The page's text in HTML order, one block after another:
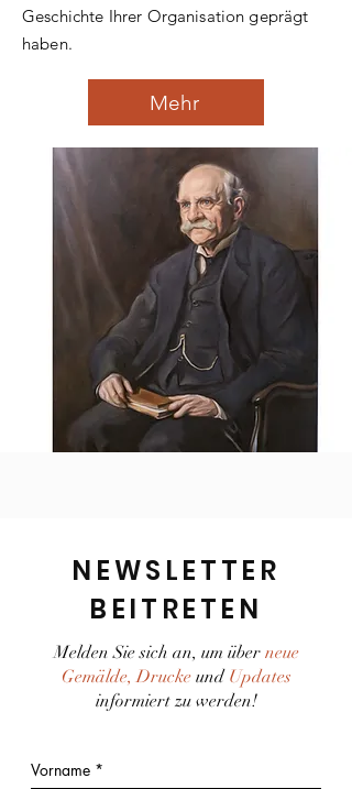
Geschichte Ihrer Organisation geprägt
haben.
Mehr
NEWSLETTER
BEITRETEN
Melden Sie sich an, um über neue
Gemälde, Drucke und Updates
informiert zu werden!
Vorname *